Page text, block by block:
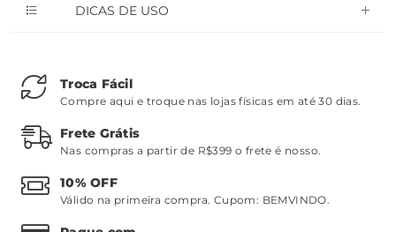
DICAS DE USO
Troca Fácil
Compre aqui e troque nas lojas físicas em até 30 dias.
Frete Grátis
Nas compras a partir de R$399 o frete é nosso.
10% OFF
Válido na primeira compra. Cupom: BEMVINDO.